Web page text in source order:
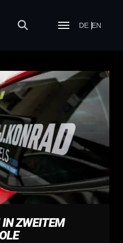
DE EN
ZWEITEM